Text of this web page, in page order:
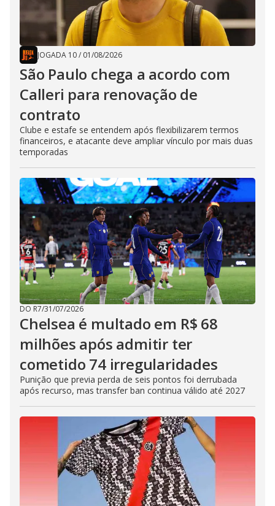
JOGADA 10/ 01/08/2026
São Paulo chega a acordo com
Calleri para renovação de
contrato
Clube e estafe se entendem após flexibilizarem termos
financeiros, e atacante deve ampliar vínculo por mais duas
temporadas
DO R7/31/07/2026
Chelsea é multado em R$ 68
milhões após admitir ter
cometido 74 irregularidades
Punição que previa perda de seis pontos foi derrubada
após recurso, mas transfer ban continua válido até 2027